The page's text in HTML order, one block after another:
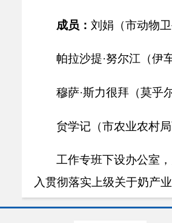
成员：刘娟（市动物
帕拉沙提·努尔江（伊
穆萨·斯力很拜（莫乎
贠学记（市农业农村局
工作专班下设办公室
入贯彻落实上级关于奶产
（片区）、各行业部门（